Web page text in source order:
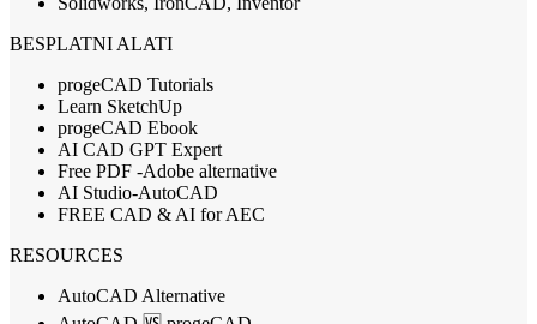
BESPLATNI ALATI
progeCAD Tutorials
Learn SketchUp
progeCAD Ebook
AI CAD GPT Expert
Free PDF -Adobe alternative
AI Studio-AutoCAD
FREE CAD & AI for AEC
RESOURCES
AutoCAD Alternative